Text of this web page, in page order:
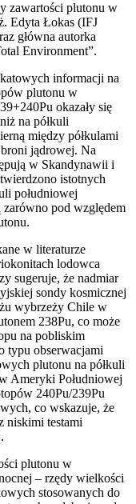
zawartości plutonu w
Edyta Łokas (IFJ
główna autorka
Environment”.
informacji na
plutonu w
okazały się
na półkuli
między półkulami
jądrowej. Na
w Skandynawii i
istotnych
południowej
zarówno pod względem
w literaturze
lodowca
sugeruje, że nadmiar
sondy kosmicznej
wybrzeży Chile w
238Pu, co może
na pobliskim
typu obserwacjami
plutonu na półkuli
Ameryki Południowej
240Pu/239Pu
co wskazuje, że
niskimi testami
plutonu w
– rzędy wielkości
stosowanych do